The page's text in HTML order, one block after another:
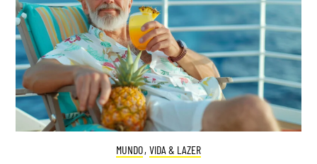
MUNDO, VIDA & LAZER